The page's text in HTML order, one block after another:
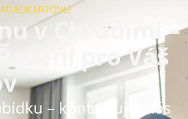
v Chrudimi –
pro Váš
– kontaktujte nás